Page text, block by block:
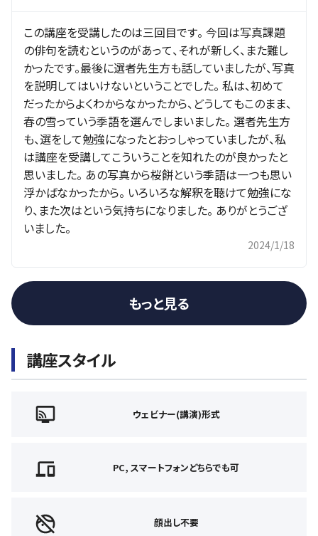
この講座を受講したのは三回目です。 今回は写真課題
の俳句を読むというのがあって、それが新しく、また難し
かったです。最後に選者先生方も話していましたが、写真
を説明してはいけないということでした。 私は、初めて
だったからよくわからなかったから、どうしてもこのまま、
春の雪っていう季語を選んでしまいました。 選者先生方
も、選をして勉強になったとおっしゃっていましたが、私
は講座を受講してこういうことを知れたのが良かったと
思いました。 あの写真から桜餅という季語は一つも思い
浮かばなかったから。 いろいろな解釈を聴けて勉強にな
り、また次はという気持ちになりました。 ありがとうござ
いました。
2024/1/18
もっと見る
講座スタイル
ウェビナー(講演)形式
PC, スマートフォンどちらでも可
顔出し不要